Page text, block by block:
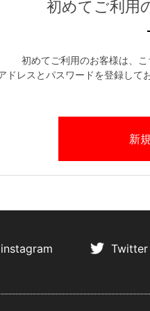
初めてご利用
初めてご利用のお客様は、
ドレスとパスワードを登録して
instagram Twitter